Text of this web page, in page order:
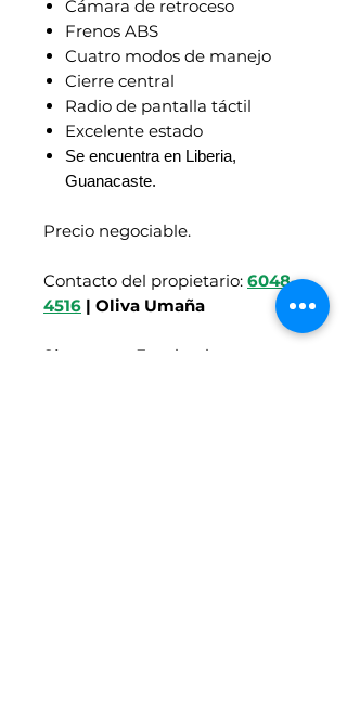
Cámara de retroceso
Frenos ABS
Cuatro modos de manejo
Cierre central
Radio de pantalla táctil
Excelente estado
Se encuentra en Liberia,
Guanacaste.
Precio negociable.
Contacto del propietario: 6048-
4516 | Oliva Umaña
Síganos en Facebook